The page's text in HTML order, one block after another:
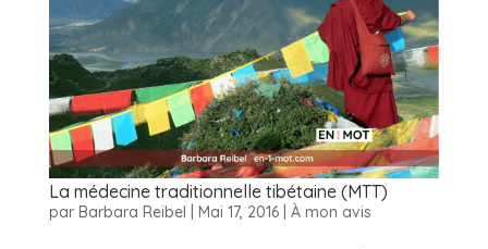
La médecine traditionnelle tibétaine (MTT)
par Barbara Reibel Mai 17, 2016| À mon avis